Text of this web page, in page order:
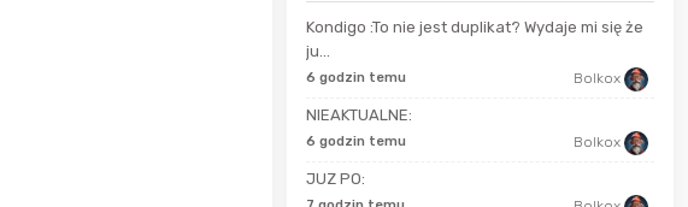
Kondigo :To nie jest duplikat? Wydaje mi się że
ju...
6 godzin temu Bolkox
NIEAKTUALNE:
6 godzin temu Bolkox
JUZ PO: